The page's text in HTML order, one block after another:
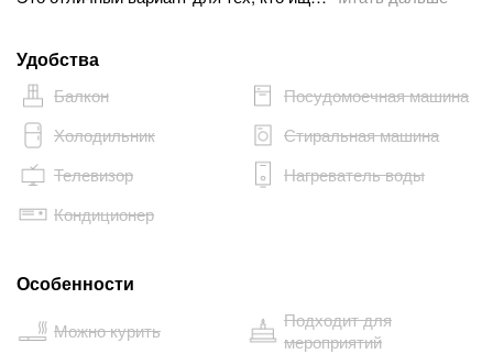
Удобства
Балкон
Посудомоечная машина
Холодильник
Стиральная машина
Телевизор
Нагреватель воды
Кондиционер
Особенности
Можно курить
Подходит для
мероприятий